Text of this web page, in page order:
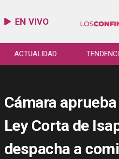
EN VIVO
ACTUALIDAD
​Cámara
Ley Corta de
despacha a